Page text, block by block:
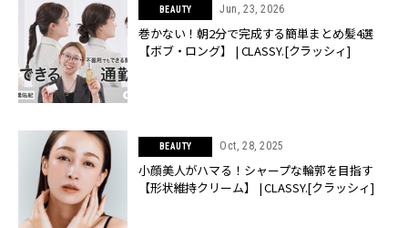
BEAUTY Jun, 23, 2026
巻かない！朝2分で完成する簡単まとめ髪4選
【ボブ・ロング】 | CLASSY.[クラッシィ]
BEAUTY Oct, 28, 2025
小顔美人がハマる！シャープな輪郭を目指す
【形状維持クリーム】 | CLASSY.[クラッシィ]